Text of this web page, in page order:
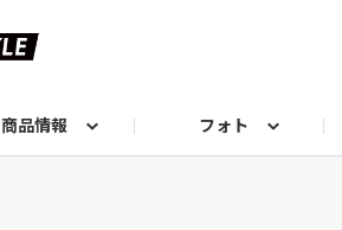
商品情報 フォト